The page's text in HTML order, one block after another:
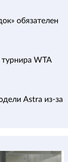
обязателен
WTA
Astra из-за